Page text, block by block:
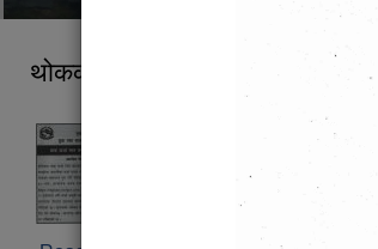
थोककर्जा लिन चाहने सहकारी